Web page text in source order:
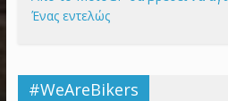
Ένας εντελώς
#WeAreBikers